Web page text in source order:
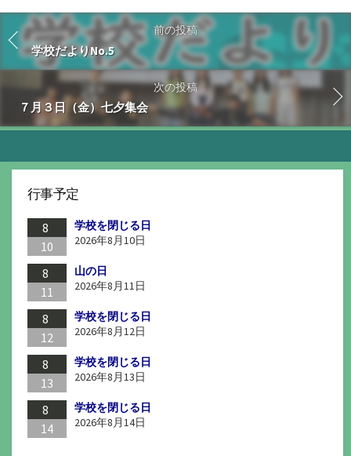
前の投稿
学校だよりNo.5
次の投稿
７月３日（金）七夕集会
行事予定
8
10
学校を閉じる日
2026年8月10日
8
11
山の日
2026年8月11日
8
12
学校を閉じる日
2026年8月12日
8
13
学校を閉じる日
2026年8月13日
8
14
学校を閉じる日
2026年8月14日